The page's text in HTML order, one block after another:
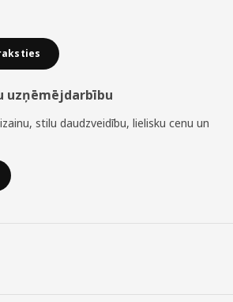
uzņēmējdarbību
stilu daudzveidību, lielisku cenu un